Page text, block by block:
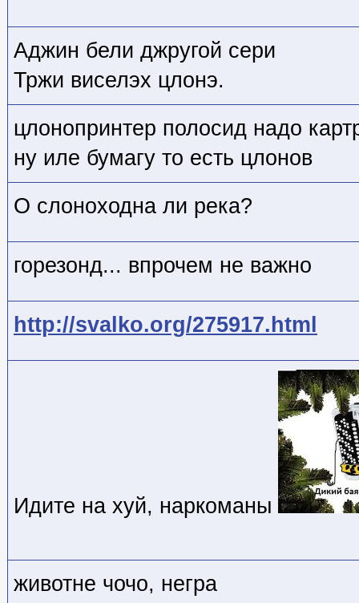
Аджин бели джругой сери
Тржи виселэх цлонэ.
цлонопринтер полосид надо
ну иле бумагу то есть цлонов
О слоноходна ли река?
горезонд... впрочем не важно
http://svalko.org/275917.html
Идите на хуй, наркоманы
животне чочо, негра